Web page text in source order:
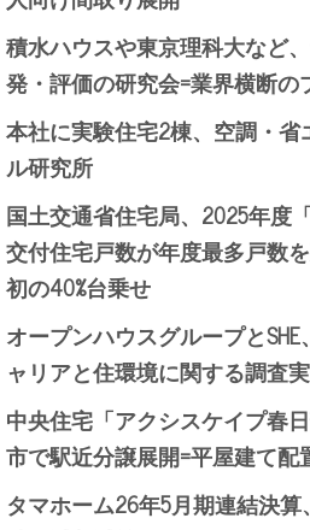
積水ハウスや東京理科大など
発・評価の研究会=業界横断
本社に実験住宅2棟、空調・省
ル研究所
国土交通省住宅局、2025年度
交付住宅戸数が年度最多戸数
初の40%台乗せ
オープンハウスグループとSHE
ャリアと住環境に関する調査
中央住宅「アクシスケイプ春
市で駅近分譲展開=平屋建て配
タマホーム26年5月期連結決